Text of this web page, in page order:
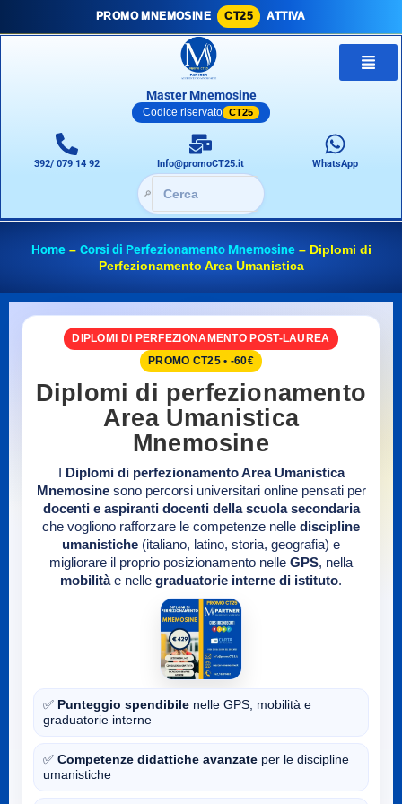
PROMO MNEMOSINE CT25 ATTIVA
Master Mnemosine
Codice riservato CT25
392/ 079 14 92 Info@promoCT25.it WhatsApp
🔎
Home– Corsi di Perfezionamento Mnemosine– Diplomi di
Perfezionamento Area Umanistica
DIPLOMI DI PERFEZIONAMENTO POST-LAUREA
PROMO CT25 • -60€
Diplomi di perfezionamento
Area Umanistica
Mnemosine
Diplomi di perfezionamento Area Umanistica
Mnemosinesono percorsi universitari online pensati per
docenti e aspiranti docenti della scuola secondaria
che vogliono rafforzare le competenze nelle discipline
umanistiche (italiano, latino, storia, geografia) e
migliorare il proprio posizionamento nelle GPS, nella
mobilitàe nelle graduatorie interne di istituto.
✅ Punteggio spendibile nelle GPS, mobilità e
graduatorie interne
✅ Competenze didattiche avanzate per le discipline
umanistiche